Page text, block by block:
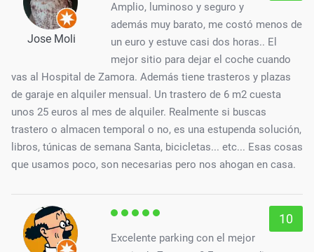
Jose Moli
Amplio, luminoso y seguro y
además muy barato, me costó menos de
un euro y estuve casi dos horas.. El
mejor sitio para dejar el coche cuando
vas al Hospital de Zamora. Además tiene trasteros y plazas
de garaje en alquiler mensual. Un trastero de 6 m2 cuesta
unos 25 euros al mes de alquiler. Realmente si buscas
trastero o almacen temporal o no, es una estupenda solución,
libros, túnicas de semana Santa, bicicletas... etc... Esas cosas
que usamos poco, son necesarias pero nos ahogan en casa.
10
Excelente parking con el mejor